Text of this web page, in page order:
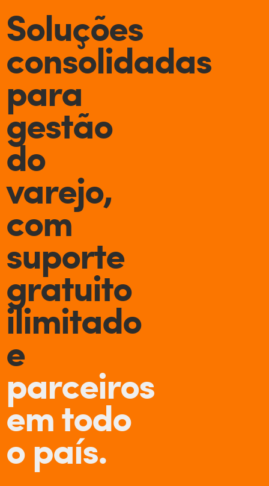
Soluções
consolidadas
para
gestão
do
varejo,
com
suporte
gratuito
ilimitado
e
parceiros
em todo
o país.